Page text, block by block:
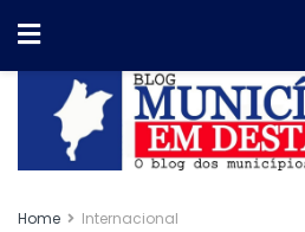
Home Internacional